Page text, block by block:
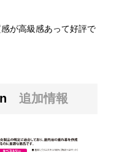
が高級感あって好評で
追加情報